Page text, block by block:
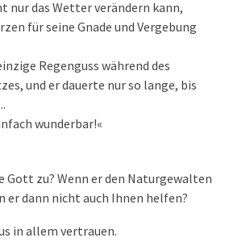
nur das Wetter verändern kann,
für seine Gnade und Vergebung
Regenguss während des
und er dauerte nur so lange, bis
wunderbar!«
Gott zu? Wenn er den Naturgewalten
er dann nicht auch Ihnen helfen?
in allem vertrauen.